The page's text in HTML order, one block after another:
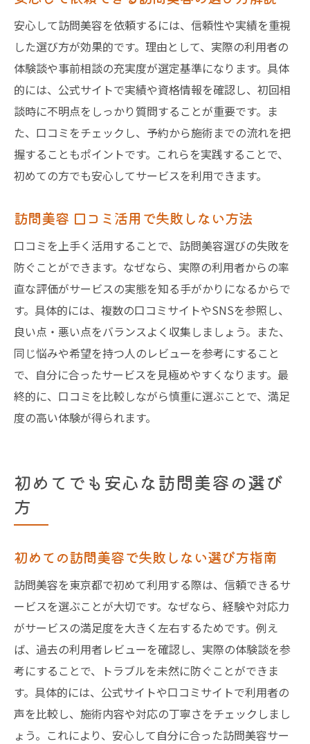
安心して訪問美容を依頼するには、信頼性や実績を重視
した選び方が効果的です。理由として、実際の利用者の
体験談や事前相談の充実度が選定基準になります。具体
的には、公式サイトで実績や資格情報を確認し、初回相
談時に不明点をしっかり質問することが重要です。ま
た、口コミをチェックし、予約から施術までの流れを把
握することもポイントです。これらを実践することで、
初めての方でも安心してサービスを利用できます。
訪問美容 口コミ活用で失敗しない方法
口コミを上手く活用することで、訪問美容選びの失敗を
防ぐことができます。なぜなら、実際の利用者からの率
直な評価がサービスの実態を知る手がかりになるからで
す。具体的には、複数の口コミサイトやSNSを参照し、
良い点・悪い点をバランスよく収集しましょう。また、
同じ悩みや希望を持つ人のレビューを参考にすること
で、自分に合ったサービスを見極めやすくなります。最
終的に、口コミを比較しながら慎重に選ぶことで、満足
度の高い体験が得られます。
初めてでも安心な訪問美容の選び
方
初めての訪問美容で失敗しない選び方指南
訪問美容を東京都で初めて利用する際は、信頼できるサ
ービスを選ぶことが大切です。なぜなら、経験や対応力
がサービスの満足度を大きく左右するためです。例え
ば、過去の利用者レビューを確認し、実際の体験談を参
考にすることで、トラブルを未然に防ぐことができま
す。具体的には、公式サイトや口コミサイトで利用者の
声を比較し、施術内容や対応の丁寧さをチェックしまし
ょう。これにより、安心して自分に合った訪問美容サー